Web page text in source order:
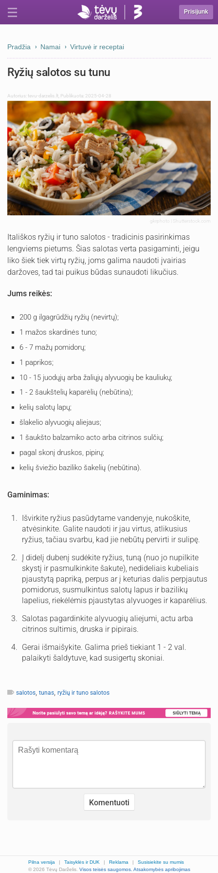
Prisijunk
Pradžia Namai Virtuvė ir receptai
Ryžių salotos su tunu
Autorius:tevu-darzelis.lt Publikuota: 2025-04-28
gkrphoto | Shutterstock.com
Itališkos ryžių ir tuno salotos - tradicinis pasirinkimas
lengviems pietums. Šias salotas verta pasigaminti, jeigu
liko šiek tiek virtų ryžių, joms galima naudoti įvairias
daržoves, tad tai puikus būdas sunaudoti likučius.
Jums reikės:
200 g ilgagrūdžių ryžių (nevirtų);
1 mažos skardinės tuno;
6 - 7 mažų pomidorų;
1 paprikos;
10 - 15 juodųjų arba žaliųjų alyvuogių be kauliukų;
1 - 2 šaukštelių kaparėlių (nebūtina);
kelių salotų lapų;
šlakelio alyvuogių aliejaus;
1 šaukšto balzamiko acto arba citrinos sulčių;
pagal skonį druskos, pipirų;
kelių šviežio baziliko šakelių (nebūtina).
Gaminimas:
Išvirkite ryžius pasūdytame vandenyje, nukoškite,
atvėsinkite. Galite naudoti ir jau virtus, atlikusius
ryžius, tačiau svarbu, kad jie nebūtų pervirti ir sulipę.
Į didelį dubenį sudėkite ryžius, tuną (nuo jo nupilkite
skystį ir pasmulkinkite šakute), nedideliais kubeliais
pjaustytą papriką, perpus ar į keturias dalis perpjautus
pomidorus, susmulkintus salotų lapus ir bazilikų
lapelius, riekėlėmis pjaustytas alyvuoges ir kaparėlius.
Salotas pagardinkite alyvuogių aliejumi, actu arba
citrinos sultimis, druska ir pipirais.
Gerai išmaišykite. Galima prieš tiekiant 1 - 2 val.
palaikyti šaldytuve, kad susigertų skoniai.
salotos, tunas, ryžių ir tuno salotos
Pilna versija | Taisyklės ir DUK | Reklama |
Susisiekite su mumis
© 2026 Tėvų Darželis. Visos teisės saugomos. Atsakomybės apribojimas